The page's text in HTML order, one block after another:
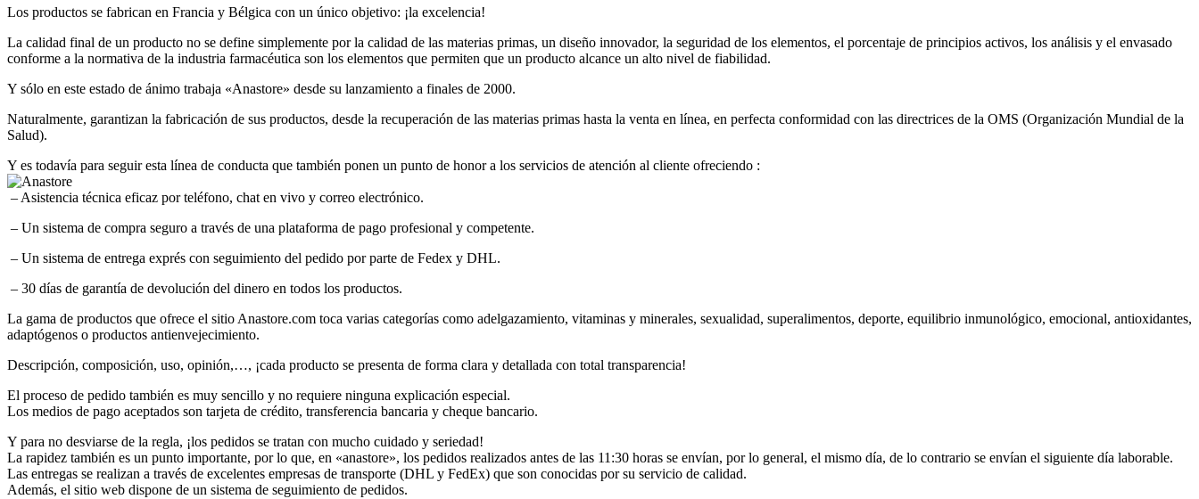
Los productos se fabrican en Francia y Bélgica con un único objetivo: ¡la excelencia!
La calidad final de un producto no se define simplemente por la calidad de las materias primas, un diseño innovador, la seguridad de los elementos, el porcentaje de principios activos, los análisis y el envasado
conforme a la normativa de la industria farmacéutica son los elementos que permiten que un producto alcance un alto nivel de fiabilidad.
Y sólo en este estado de ánimo trabaja «Anastore» desde su lanzamiento a finales de 2000.
Naturalmente, garantizan la fabricación de sus productos, desde la recuperación de las materias primas hasta la venta en línea, en perfecta conformidad con las directrices de la OMS (Organización Mundial de la
Salud).
Y es todavía para seguir esta línea de conducta que también ponen un punto de honor a los servicios de atención al cliente ofreciendo :
– Asistencia técnica eficaz por teléfono, chat en vivo y correo electrónico.
– Un sistema de compra seguro a través de una plataforma de pago profesional y competente.
– Un sistema de entrega exprés con seguimiento del pedido por parte de Fedex y DHL.
– 30 días de garantía de devolución del dinero en todos los productos.
La gama de productos que ofrece el sitio Anastore.com toca varias categorías como adelgazamiento, vitaminas y minerales, sexualidad, superalimentos, deporte, equilibrio inmunológico, emocional, antioxidantes,
adaptógenos o productos antienvejecimiento.
Descripción, composición, uso, opinión,…, ¡cada producto se presenta de forma clara y detallada con total transparencia!
El proceso de pedido también es muy sencillo y no requiere ninguna explicación especial.
Los medios de pago aceptados son tarjeta de crédito, transferencia bancaria y cheque bancario.
Y para no desviarse de la regla, ¡los pedidos se tratan con mucho cuidado y seriedad!
La rapidez también es un punto importante, por lo que, en «anastore», los pedidos realizados antes de las 11:30 horas se envían, por lo general, el mismo día, de lo contrario se envían el siguiente día laborable.
Las entregas se realizan a través de excelentes empresas de transporte (DHL y FedEx) que son conocidas por su servicio de calidad.
Además, el sitio web dispone de un sistema de seguimiento de pedidos.